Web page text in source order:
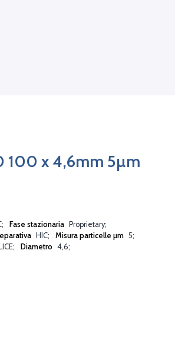
100 x 4,6mm 5µm
Fase stazionaria
Proprietary
HIC Misura particelle µm 5
Diametro 4,6